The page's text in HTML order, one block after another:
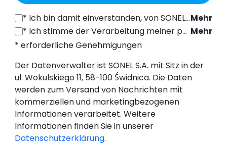
* Ich bin damit einverstanden, von SONEL S.A. mit Sitz in der ul. Wokulskiego 11, 58-100 Świdnica, kommerzielle Informationen auf elektronischem Wege (an die angegebene E-Mail-Adresse) zu Marketingzwecken gemäß Art. 398 des Gesetzes vom 12. Juli 2024 über das Recht der elektronischen Kommunikation zu erhalten. Mehr
* Ich stimme der Verarbeitung meiner personenbezogenen Daten (E-Mail-Adresse) durch SONEL S.A. mit Sitz in ul. Wokulskiego 11, 58-100 Świdnica, zum Zwecke des Versands eines Newsletters mit kommerziellen und marketingbezogenen Informationen gemäß Art. 6 Abs. 1 Buchstabe a) der Datenschutz-Grundverordnung (DSGVO).
Mehr
* erforderliche Genehmigungen
Der Datenverwalter ist SONEL S.A. mit Sitz in der
ul. Wokulskiego 11, 58-100 Świdnica. Die Daten
werden zum Versand von Nachrichten mit
kommerziellen und marketingbezogenen
Informationen verarbeitet. Weitere
Informationen finden Sie in unserer
Datenschutzerklärung.